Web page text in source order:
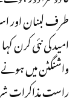
طرف لبنان اور
امید کی نئی کرن
واشنگٹن میں
راست مذاکرات